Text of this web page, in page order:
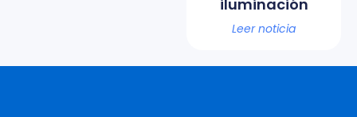
iluminación
Leer noticia